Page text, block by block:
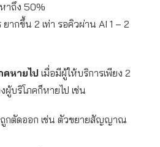
าถึง 50%
ากขึ้น 2 เท่า รอคิวผ่าน AI 1 – 2
คหายไปเมื่อมีผู้ให้บริการเพียง 2
ผู้บริโภคก็หายไป เช่น
กตัดออก เช่น ตัวขยายสัญญาณ